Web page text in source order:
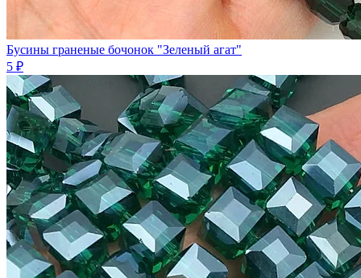
Бусины граненые бочонок "Зеленый агат"
5 ₽